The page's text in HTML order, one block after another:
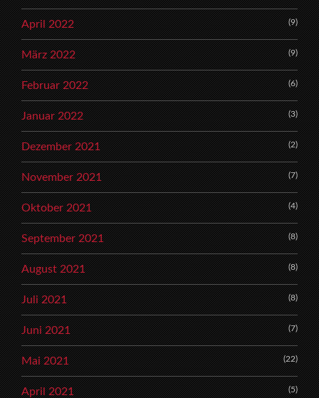
April 2022 (9)
März 2022 (9)
Februar 2022 (6)
Januar 2022 (3)
Dezember 2021 (2)
November 2021 (7)
Oktober 2021 (4)
September 2021 (8)
August 2021 (8)
Juli 2021 (8)
Juni 2021 (7)
Mai 2021 (22)
April 2021 (5)